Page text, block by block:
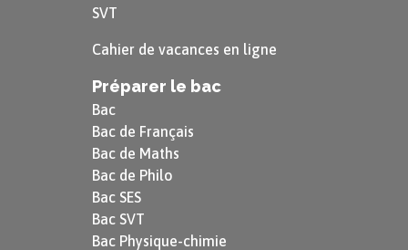
SVT
Cahier de vacances en ligne
Préparer le bac
Bac
Bac de Français
Bac de Maths
Bac de Philo
Bac SES
Bac SVT
Bac Physique-chimie